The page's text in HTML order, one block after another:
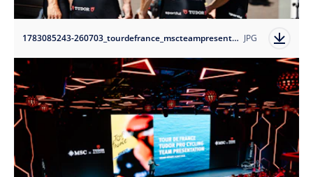
1783085243-260703_tourdefrance_mscteampresentation-tudorprocyclingteam_4?auto=format JPG